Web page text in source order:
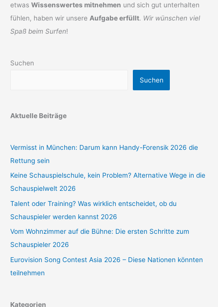
etwasWissenswertes mitnehmen und sich gut unterhalten
fühlen, haben wir unsere Aufgabe erfüllt. Wir wünschen viel
Spaß beim Surfen!
Suchen
Suchen
Aktuelle Beiträge
Vermisst in München: Darum kann Handy-Forensik 2026 die
Rettung sein
Keine Schauspielschule, kein Problem? Alternative Wege in die
Schauspielwelt 2026
Talent oder Training? Was wirklich entscheidet, ob du
Schauspieler werden kannst 2026
Vom Wohnzimmer auf die Bühne: Die ersten Schritte zum
Schauspieler 2026
Eurovision Song Contest Asia 2026 – Diese Nationen könnten
teilnehmen
Kategorien